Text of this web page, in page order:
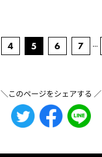
4 5 6 7 ...
＼このページをシェアする ／